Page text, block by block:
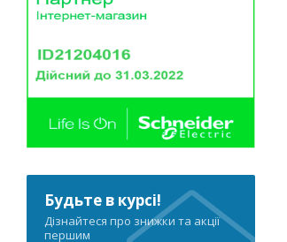
Будьте в курсі!
Дізнайтеся про знижки та акції
першим